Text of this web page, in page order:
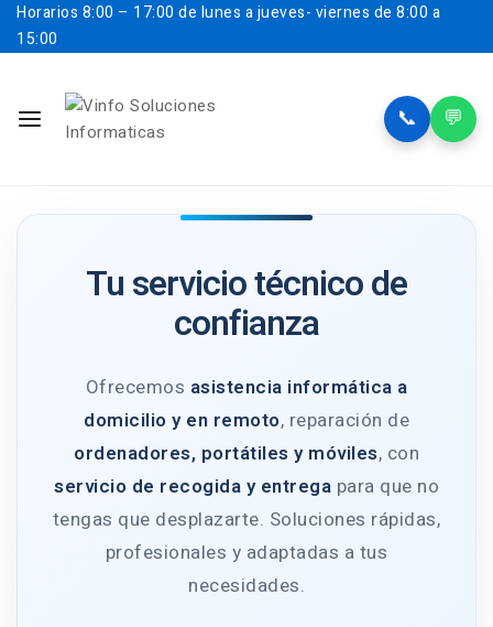
Horarios 8:00 – 17:00 de lunes a jueves- viernes de 8:00 a
15:00
📞 💬
Tu servicio técnico de
confianza
Ofrecemos asistencia informática a
domicilio y en remoto, reparación de
ordenadores, portátiles y móviles, con
servicio de recogida y entrega para que no
tengas que desplazarte. Soluciones rápidas,
profesionales y adaptadas a tus
necesidades.